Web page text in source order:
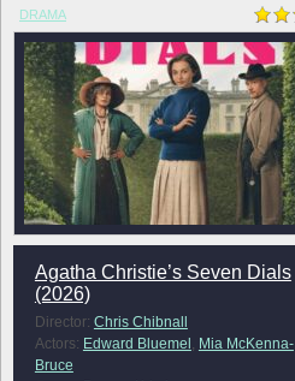
DRAMA
Agatha Christie’s Seven Dials
(2026)
Director: Chris Chibnall
Actors: Edward Bluemel Mia McKenna-
Bruce